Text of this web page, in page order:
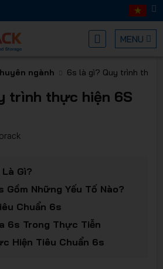
MENU
ngành 6s là gì? Quy trình thực
trình thực hiện 6S
Gì?
Gồm Những Yếu Tố Nào?
Chuẩn 6s
6s Trong Thực Tiễn
Hiện Tiêu Chuẩn 6s